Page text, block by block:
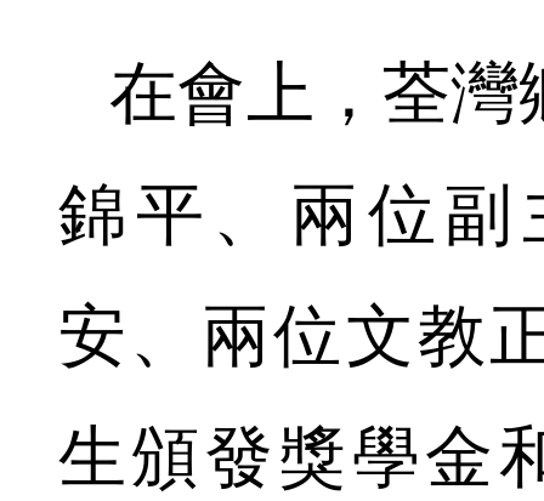
在會上，荃灣
錦平、兩位副
安、兩位文教
生頒發獎學金